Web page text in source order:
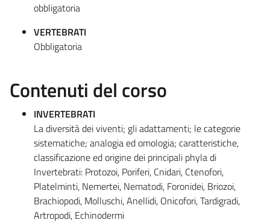
obbligatoria
VERTEBRATI
Obbligatoria
Contenuti del corso
INVERTEBRATI
La diversità dei viventi; gli adattamenti; le categorie
sistematiche; analogia ed omologia; caratteristiche,
classificazione ed origine dei principali phyla di
Invertebrati: Protozoi, Poriferi, Cnidari, Ctenofori,
Platelminti, Nemertei, Nematodi, Foronidei, Briozoi,
Brachiopodi, Molluschi, Anellidi, Onicofori, Tardigradi,
Artropodi, Echinodermi